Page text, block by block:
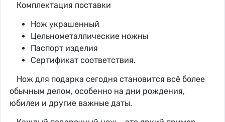
Комплектация поставки
Нож украшенный
Цельнометаллические ножны
Паспорт изделия
Сертификат соответствия.
Нож для подарка сегодня становится всё более
обычным делом, особенно на дни рождения,
юбилеи и другие важные даты.